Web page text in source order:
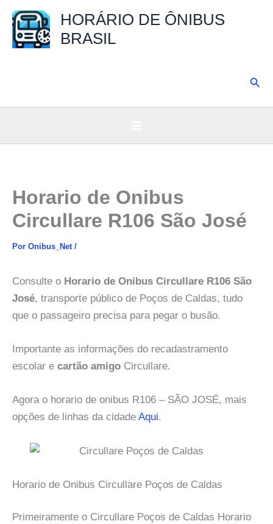
para
HORÁRIO DE ÔNIBUS
BRASIL
Horario de Onibus
Circullare R106 São José
Por Onibus_Net /
Consulte o Horario de Onibus Circullare R106 São
José, transporte público de Poços de Caldas, tudo
que o passageiro precisa para pegar o busão.
Importante as informações do recadastramento
escolar e cartão amigo Circullare.
Agora o horario de onibus R106 – SÃO JOSÉ, mais
opções de linhas da cidade Aqui.
Horario de Onibus Circullare Poços de Caldas
Primeiramente o Circullare Poços de Caldas Horario